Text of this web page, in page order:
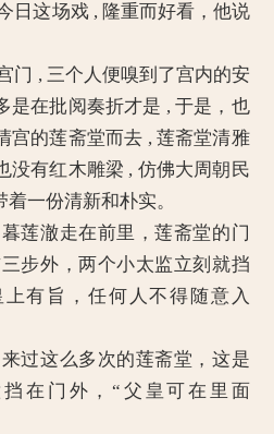
这场戏 , 隆重而好看，他说
, 三个人便嗅到了宫内的安
是在批阅奏折才是 , 于是，也
宫的莲斋堂而去 , 莲斋堂清雅
没有红木雕梁 , 仿佛大周朝民
一份清新和朴实。
澈走在前里，莲斋堂的门
步外，两个小太监立刻就挡
有旨，任何人不得随意入
这么多次的莲斋堂，这是
在门外，“父皇可在里面